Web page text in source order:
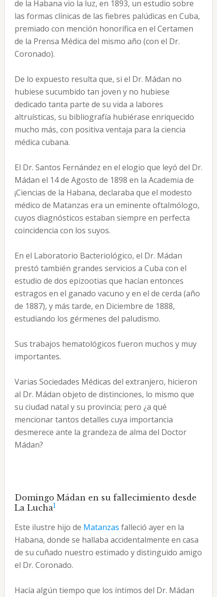
de la Habana vio la luz, en 1893, un estudio sobre
las formas clínicas de las fiebres palúdicas en Cuba,
premiado con mención honorífica en el Certamen
de la Prensa Médica del mismo año (con el Dr.
Coronado).
De lo expuesto resulta que, si el Dr. Mádan no
hubiese sucumbido tan joven y no hubiese
dedicado tanta parte de su vida a labores
altruísticas, su bibliografía hubiérase enriquecido
mucho más, con positiva ventaja para la ciencia
médica cubana.
El Dr. Santos Fernández en el elogio que leyó del Dr.
Mádan el 14 de Agosto de 1898 en la Academia de
¡Ciencias de la Habana, declaraba que el modesto
médico de Matanzas era un eminente oftalmólogo,
cuyos diagnósticos estaban siempre en perfecta
coincidencia con los suyos.
En el Laboratorio Bacteriológico, el Dr. Mádan
prestó también grandes servicios a Cuba con el
estudio de dos epizootias que hacían entonces
estragos en el ganado vacuno y en el de cerda (año
de 1887), y más tarde, en Diciembre de 1888,
estudiando los gérmenes del paludismo.
Sus trabajos hematológicos fueron muchos y muy
importantes.
Varias Sociedades Médicas del extranjero, hicieron
al Dr. Mádan objeto de distinciones, lo mismo que
su ciudad natal y su provincia; pero ¿a qué
mencionar tantos detalles cuya importancia
desmerece ante la grandeza de alma del Doctor
Mádan?
Domingo Mádan en su fallecimiento desde
La Lucha1
Este ilustre hijo de Matanzas falleció ayer en la
Habana, donde se hallaba accidentalmente en casa
de su cuñado nuestro estimado y distinguido amigo
el Dr. Coronado.
Hacía algún tiempo que los íntimos del Dr. Mádan